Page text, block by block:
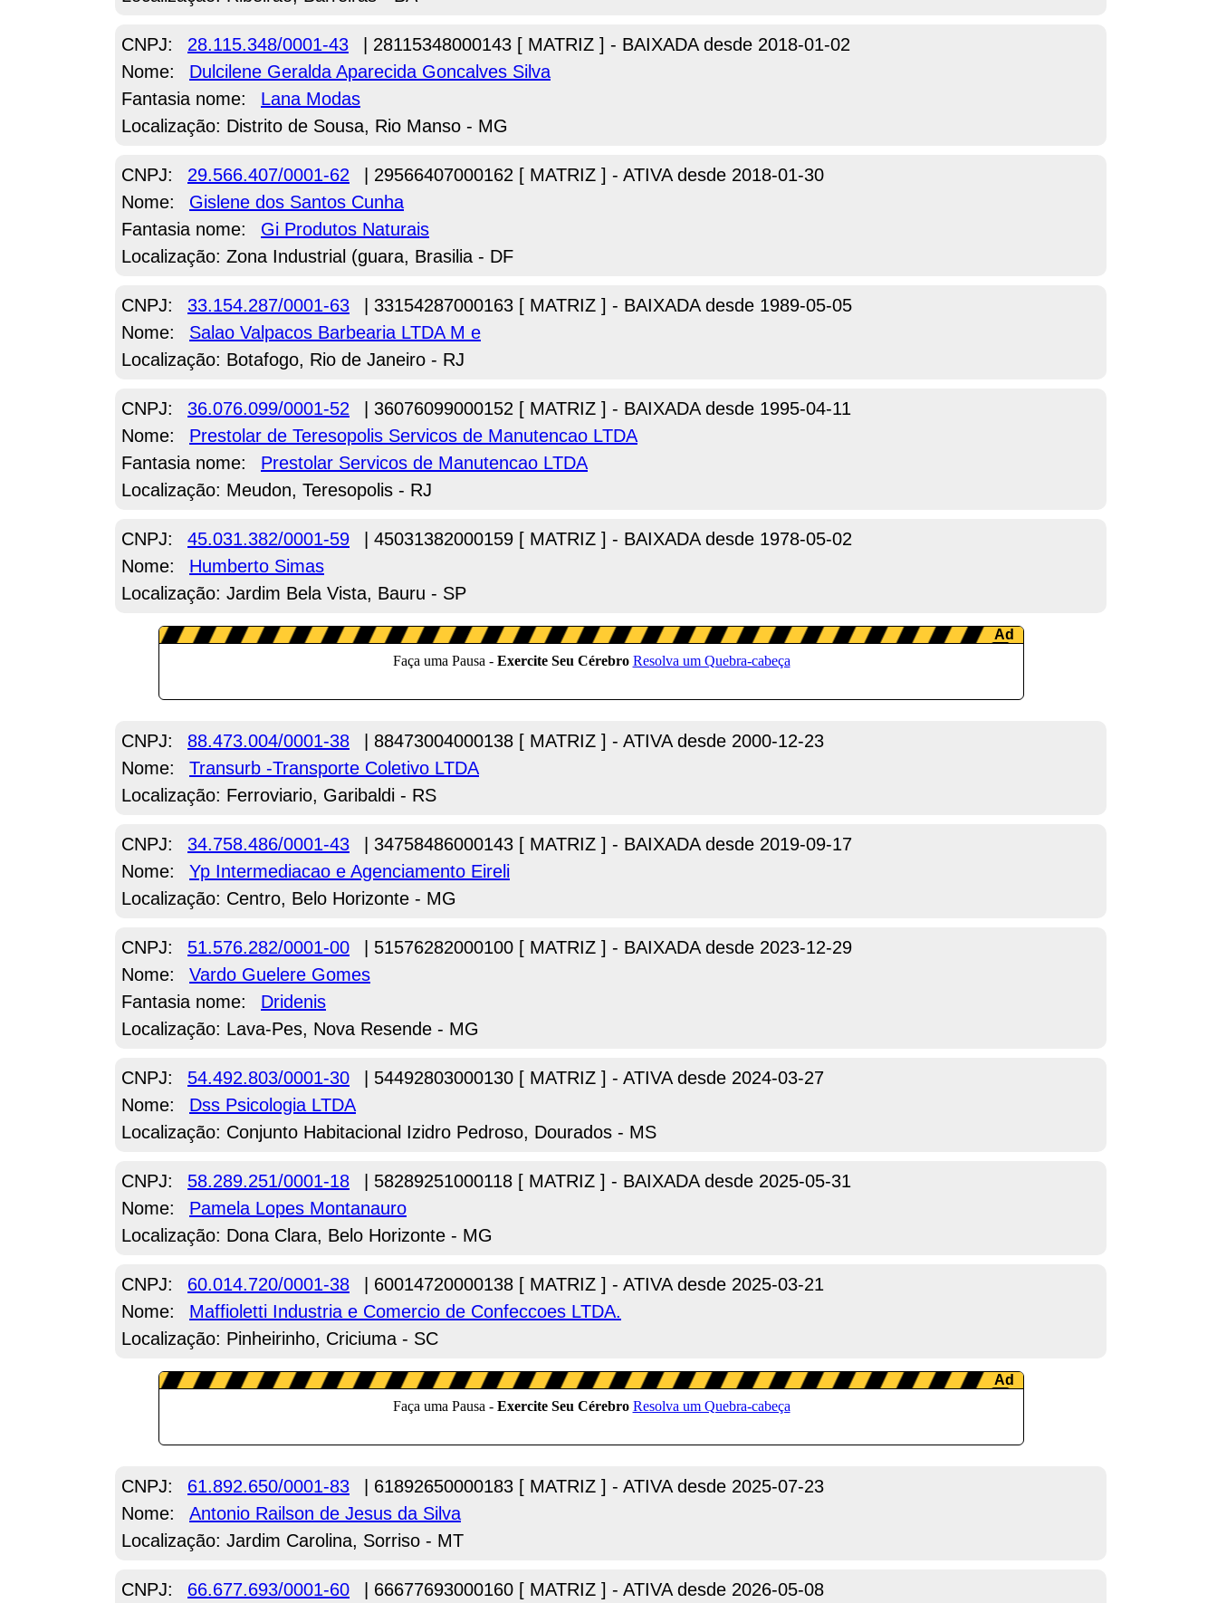
CNPJ: 28.115.348/0001-43
| 28115348000143 [ MATRIZ ] - BAIXADA desde 2018-01-02
Nome:
Dulcilene Geralda Aparecida Goncalves Silva
Fantasia nome:
Lana Modas
Localização: Distrito de Sousa, Rio Manso - MG
CNPJ: 29.566.407/0001-62
| 29566407000162 [ MATRIZ ] - ATIVA desde 2018-01-30
Nome:
Gislene dos Santos Cunha
Fantasia nome:
Gi Produtos Naturais
Localização: Zona Industrial (guara, Brasilia - DF
CNPJ: 33.154.287/0001-63
| 33154287000163 [ MATRIZ ] - BAIXADA desde 1989-05-05
Nome:
Salao Valpacos Barbearia LTDA M e
Localização: Botafogo, Rio de Janeiro - RJ
CNPJ: 36.076.099/0001-52
| 36076099000152 [ MATRIZ ] - BAIXADA desde 1995-04-11
Nome:
Prestolar de Teresopolis Servicos de Manutencao LTDA
Fantasia nome:
Prestolar Servicos de Manutencao LTDA
Localização: Meudon, Teresopolis - RJ
CNPJ: 45.031.382/0001-59
| 45031382000159 [ MATRIZ ] - BAIXADA desde 1978-05-02
Nome:
Humberto Simas
Localização: Jardim Bela Vista, Bauru - SP
CNPJ: 88.473.004/0001-38
| 88473004000138 [ MATRIZ ] - ATIVA desde 2000-12-23
Nome:
Transurb -Transporte Coletivo LTDA
Localização: Ferroviario, Garibaldi - RS
CNPJ: 34.758.486/0001-43
| 34758486000143 [ MATRIZ ] - BAIXADA desde 2019-09-17
Nome:
Yp Intermediacao e Agenciamento Eireli
Localização: Centro, Belo Horizonte - MG
CNPJ: 51.576.282/0001-00
| 51576282000100 [ MATRIZ ] - BAIXADA desde 2023-12-29
Nome:
Vardo Guelere Gomes
Fantasia nome:
Dridenis
Localização: Lava-Pes, Nova Resende - MG
CNPJ: 54.492.803/0001-30
| 54492803000130 [ MATRIZ ] - ATIVA desde 2024-03-27
Nome:
Dss Psicologia LTDA
Localização: Conjunto Habitacional Izidro Pedroso, Dourados - MS
CNPJ: 58.289.251/0001-18
| 58289251000118 [ MATRIZ ] - BAIXADA desde 2025-05-31
Nome:
Pamela Lopes Montanauro
Localização: Dona Clara, Belo Horizonte - MG
CNPJ: 60.014.720/0001-38
| 60014720000138 [ MATRIZ ] - ATIVA desde 2025-03-21
Nome:
Maffioletti Industria e Comercio de Confeccoes LTDA.
Localização: Pinheirinho, Criciuma - SC
CNPJ: 61.892.650/0001-83
| 61892650000183 [ MATRIZ ] - ATIVA desde 2025-07-23
Nome:
Antonio Railson de Jesus da Silva
Localização: Jardim Carolina, Sorriso - MT
CNPJ: 66.677.693/0001-60 | 66677693000160 [ MATRIZ ] - ATIVA desde 2026-05-08